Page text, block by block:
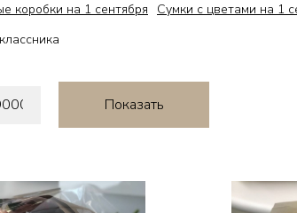
коробки на 1 сентября
Сумки с цветами на 1